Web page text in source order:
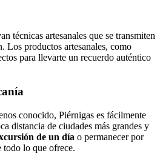
técnicas artesanales que se transmiten
Los productos artesanales, como
para llevarte un recuerdo auténtico
conocido, Piérnigas es fácilmente
distancia de ciudades más grandes y
de un día o permanecer por
todo lo que ofrece.